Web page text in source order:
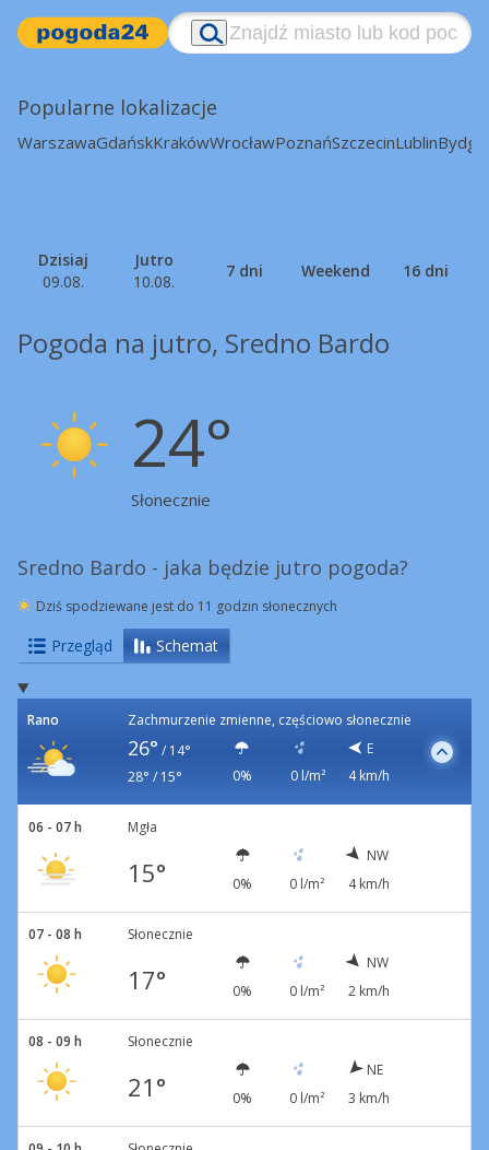
Popularne lokalizacje
WarszawaGdańskKrakówWrocławPoznańSzczecinLublin
Dzisiaj
09.08.
Jutro
10.08.
7 dni Weekend 16 dni
Pogoda na jutro, Sredno Bardo
24°
Słonecznie
Sredno Bardo - jaka będzie jutro pogoda?
Dziś spodziewane jest do 11 godzin słonecznych
Przegląd Schemat
Rano Zachmurzenie zmienne, częściowo słonecznie
26° / 14°
28° / 15°
0% 0 l/m²
E
4 km/h
06 - 07 h Mgła
15° 0% 0 l/m²
NW
4 km/h
07 - 08 h Słonecznie
17° 0% 0 l/m²
NW
2 km/h
08 - 09 h Słonecznie
21° 0% 0 l/m²
NE
3 km/h